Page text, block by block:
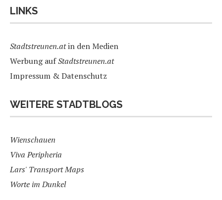
LINKS
Stadtstreunen.atin den Medien
Werbung aufStadtstreunen.at
Impressum & Datenschutz
WEITERE STADTBLOGS
Wienschauen
Viva Peripheria
Lars' Transport Maps
Worte im Dunkel